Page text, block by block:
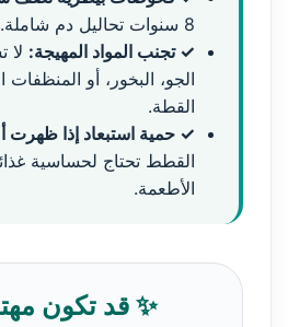
8 سنوات تحاليل دم شاملة.
✓ تجنب المواد المهيجة:
الجو، البخور، أو
القطة.
✓ حمية استبعاد إذا ظهرت
القطط تحتاج لحساسية
الأطعمة.
✨ قد تكون